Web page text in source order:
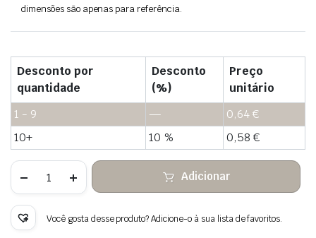
dimensões são apenas para referência.
Desconto por
quantidade
Desconto
(%)
Preço
unitário
1 - 9
— 0,64€
10+
10 % 0,58 €
Quantidade
Fio
cobre
envolto
Adicionar
Você gosta desse produto? Adicione-o à sua lista de favoritos.